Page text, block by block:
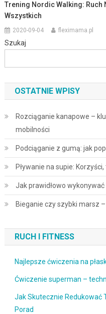
Trening Nordic Walking: Ruch
Wszystkich
2020-09-04 fleximama.pl
Szukaj
OSTATNIE WPISY
Rozciąganie kanapowe –
mobilności
Podciąganie z gumą: jak
Pływanie na supie:
Jak prawidłowo
Bieganie czy szybki marsz
RUCH I FITNESS
Najlepsze ćwiczenia na
Ćwiczenie superman –
Jak Skutecznie Redukować
Porad